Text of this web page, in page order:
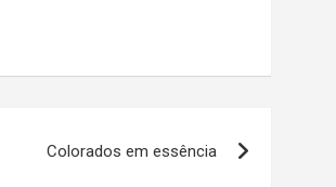
Colorados em essência